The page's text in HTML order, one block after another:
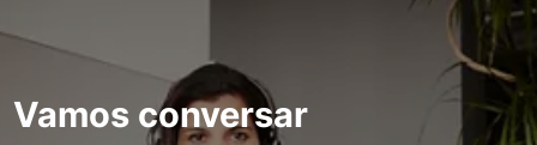
Vamos conversar